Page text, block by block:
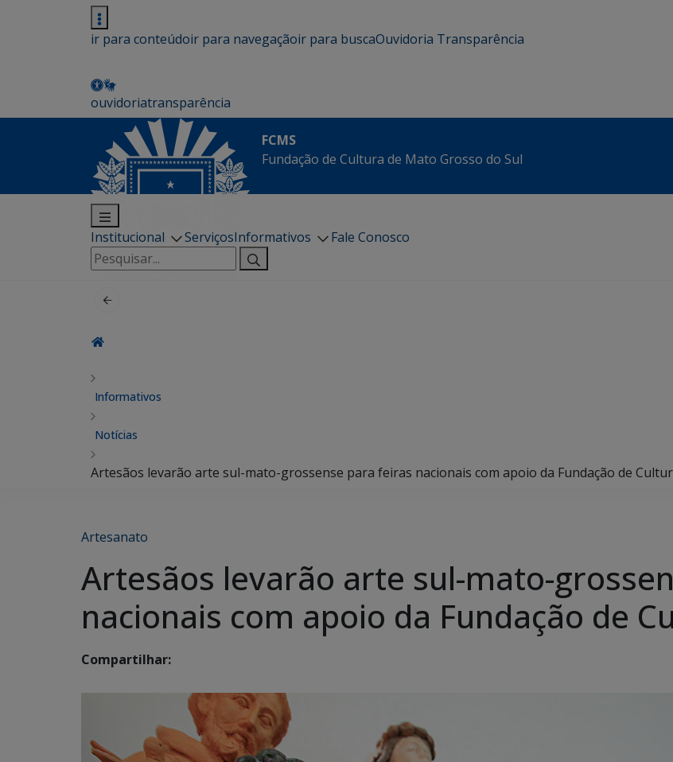
ir para conteúdoir para navegaçãoir para buscaOuvidoria Transparência
ouvidoriatransparência
FCMS
Fundação de Cultura de Mato Grosso do Sul
Institucional ServiçosInformativos
Fale Conosco
Pesquisar
por:
Informativos
Notícias
Artesãos levarão arte sul-mato-grossense para feiras nacionais com apoio da Fundação de
Artesanato
Artesãos levarão arte sul-mato-
nacionais com apoio da Fundação de
Compartilhar: